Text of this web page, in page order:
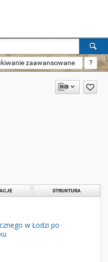
zaawansowane ?
STRUKTURA
w Łodzi po